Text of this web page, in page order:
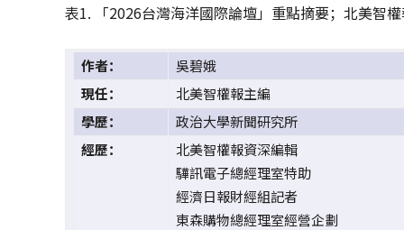
表1. 「2026台灣海洋國際論壇」重點摘要；北美智
作者：
吳碧娥
現任：
北美智權報主編
學歷：
政治大學新聞研究所
經歷：
北美智權報資深編輯
驊訊電子總經理室特助
經濟日報財經組記者
東森購物總經理室經營企劃